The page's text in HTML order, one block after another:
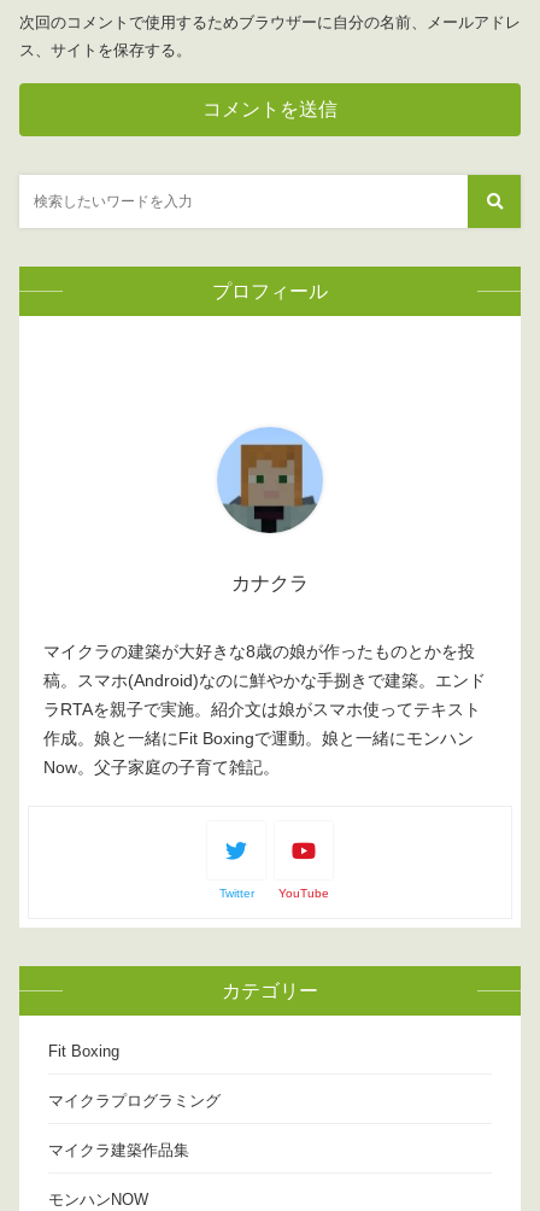
次回のコメントで使用するためブラウザーに自分の名前、メールアドレ
ス、サイトを保存する。
プロフィール
カナクラ
マイクラの建築が大好きな8歳の娘が作ったものとかを投
稿。スマホ(Android)なのに鮮やかな手捌きで建築。エンド
ラRTAを親子で実施。紹介文は娘がスマホ使ってテキスト
作成。娘と一緒にFit Boxingで運動。娘と一緒にモンハン
Now。父子家庭の子育て雑記。
Twitter YouTube
カテゴリー
Fit Boxing
マイクラプログラミング
マイクラ建築作品集
モンハンNOW